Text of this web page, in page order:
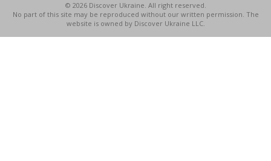
© 2026 Discover Ukraine. All right reserved.
No part of this site may be reproduced without our written permission. The
website is owned by Discover Ukraine LLC.